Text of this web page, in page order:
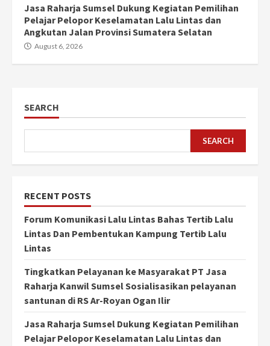
Jasa Raharja Sumsel Dukung Kegiatan Pemilihan
Pelajar Pelopor Keselamatan Lalu Lintas dan
Angkutan Jalan Provinsi Sumatera Selatan
August 6, 2026
SEARCH
SEARCH
RECENT POSTS
Forum Komunikasi Lalu Lintas Bahas Tertib Lalu
Lintas Dan Pembentukan Kampung Tertib Lalu
Lintas
Tingkatkan Pelayanan ke Masyarakat PT Jasa
Raharja Kanwil Sumsel Sosialisasikan pelayanan
santunan di RS Ar-Royan Ogan Ilir
Jasa Raharja Sumsel Dukung Kegiatan Pemilihan
Pelajar Pelopor Keselamatan Lalu Lintas dan